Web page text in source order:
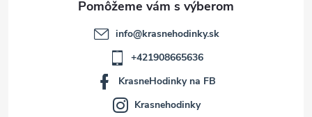
info@krasnehodinky.sk
+421908665636
KrasneHodinky na FB
Krasnehodinky